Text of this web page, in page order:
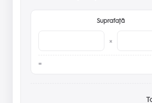
Suprafaţă
×